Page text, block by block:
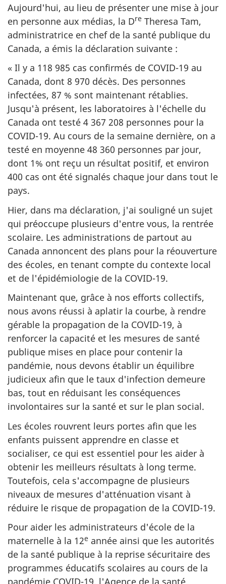
Aujourd'hui, au lieu de présenter une mise à jour
en personne aux médias, la Dre Theresa Tam,
administratrice en chef de la santé publique du
Canada, a émis la déclaration suivante :
« Il y a 118 985 cas confirmés de COVID-19 au
Canada, dont 8 970 décès. Des personnes
infectées, 87 % sont maintenant rétablies.
Jusqu'à présent, les laboratoires à l'échelle du
Canada ont testé 4 367 208 personnes pour la
COVID-19. Au cours de la semaine dernière, on a
testé en moyenne 48 360 personnes par jour,
dont 1% ont reçu un résultat positif, et environ
400 cas ont été signalés chaque jour dans tout le
pays.
Hier, dans ma déclaration, j'ai souligné un sujet
qui préoccupe plusieurs d'entre vous, la rentrée
scolaire. Les administrations de partout au
Canada annoncent des plans pour la réouverture
des écoles, en tenant compte du contexte local
et de l'épidémiologie de la COVID-19.
Maintenant que, grâce à nos efforts collectifs,
nous avons réussi à aplatir la courbe, à rendre
gérable la propagation de la COVID-19, à
renforcer la capacité et les mesures de santé
publique mises en place pour contenir la
pandémie, nous devons établir un équilibre
judicieux afin que le taux d'infection demeure
bas, tout en réduisant les conséquences
involontaires sur la santé et sur le plan social.
Les écoles rouvrent leurs portes afin que les
enfants puissent apprendre en classe et
socialiser, ce qui est essentiel pour les aider à
obtenir les meilleurs résultats à long terme.
Toutefois, cela s'accompagne de plusieurs
niveaux de mesures d'atténuation visant à
réduire le risque de propagation de la COVID-19.
Pour aider les administrateurs d'école de la
maternelle à la 12e année ainsi que les autorités
de la santé publique à la reprise sécuritaire des
programmes éducatifs scolaires au cours de la